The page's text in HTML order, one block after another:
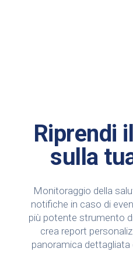
Riprendi
sulla
Monitoraggio della
notifiche in caso di
più potente strumento
crea report
panoramica